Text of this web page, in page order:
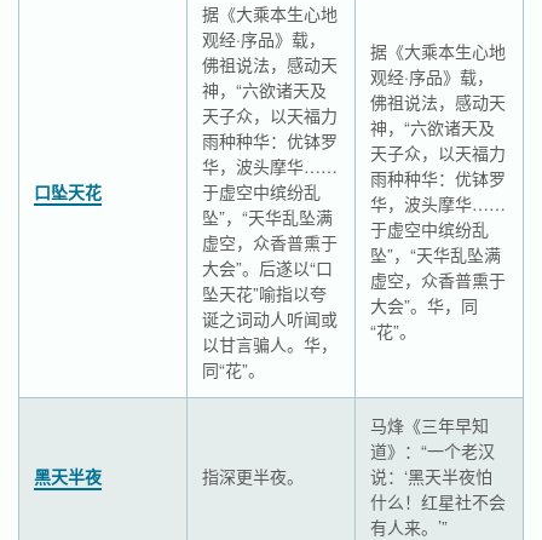
口坠天花
据《大乘本生心地
观经·序品》载，
佛祖说法，感动天
神，“六欲诸天及
天子众，以天福力
雨种种华：优钵罗
华，波头摩华……
于虚空中缤纷乱
坠”，“天华乱坠满
虚空，众香普熏于
大会”。后遂以“口
坠天花”喻指以夸
诞之词动人听闻或
以甘言骗人。华，
同“花”。
据《大乘本生心地
观经·序品》载，
佛祖说法，感动天
神，“六欲诸天及
天子众，以天福力
雨种种华：优钵罗
华，波头摩华……
于虚空中缤纷乱
坠”，“天华乱坠满
虚空，众香普熏于
大会”。华，同
“花”。
黑天半夜 指深更半夜。
马烽《三年早知
道》：“一个老汉
说：‘黑天半夜怕
什么！红星社不会
有人来。’”